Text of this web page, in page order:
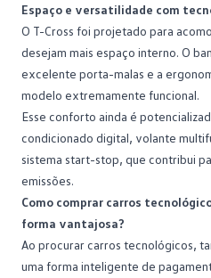
Espaço e versatilidade com
O T-Cross foi projetado para
desejam mais espaço interno. O
excelente porta-malas e a
modelo extremamente funcional.
Esse conforto ainda é
condicionado digital, volante
sistema start-stop, que contribui
emissões.
Como comprar carros
forma vantajosa?
Ao procurar carros tecnológicos,
uma forma inteligente de